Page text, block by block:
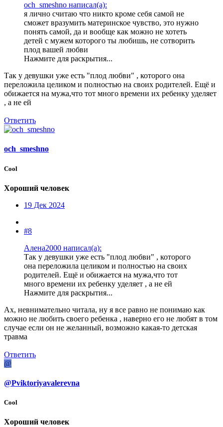
och_smeshno написал(а):
я лично считаю что никто кроме себя самой не
сможет вразумить материнское чувство, это нужно
понять самой, да и вообще как можно не хотеть
детей с мужем которого ты любишь, не сотворить
плод вашей любви
Нажмите для раскрытия...
Так у девушки уже есть "плод любви" , которого она
переложила целиком и полностью на своих родителей. Ещё и
обижается на мужа,что тот много времени их ребенку уделяет
, а не ей
Ответить
och_smeshno
Cool
Хороший человек
19 Дек 2024
#8
Алена2000 написал(а):
Так у девушки уже есть "плод любви" , которого
она переложила целиком и полностью на своих
родителей. Ещё и обижается на мужа,что тот
много времени их ребенку уделяет , а не ей
Нажмите для раскрытия...
Ах, невнимательно читала, ну я все равно не понимаю как
можно не любить своего ребенка , наверно его не любят в том
случае если он не желанный, возможно какая-то детская
травма
Ответить
@
@Pviktoriyavalerevna
Cool
Хороший человек